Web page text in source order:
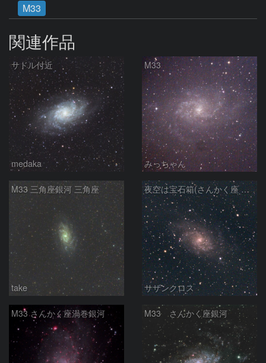
M33
関連作品
サドル付近
medaka
M33
みっちゃん
M33 三角座銀河 三角座
take
夜空は宝石箱(さんかく座 M33) Seestar50
サザンクロス
M33 さんかく座渦巻銀河 M33 さんかく座銀河